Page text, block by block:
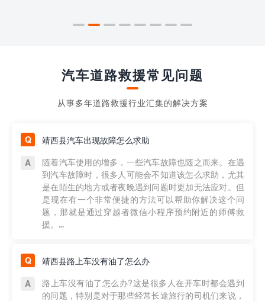
汽车道路救援常见问题
从事多年道路救援行业汇集的解决方案
靖西县汽车出现故障怎么求助
随着汽车使用的增多，一些汽车故障也随之而来。在遇
到汽车故障时，很多人可能会不知道该怎么求助，尤其
是在陌生的地方或者夜晚遇到问题时更加无法应对。但
是现在有一个非常便捷的方法可以帮助你解决这个问
题，那就是通过穿越者微信小程序预约附近的师傅救
援。...
靖西县路上车没有油了怎么办
路上车没有油了怎么办?这是很多人在开车时都会遇到
的问题，特别是对于那些经常长途旅行的司机们来说，